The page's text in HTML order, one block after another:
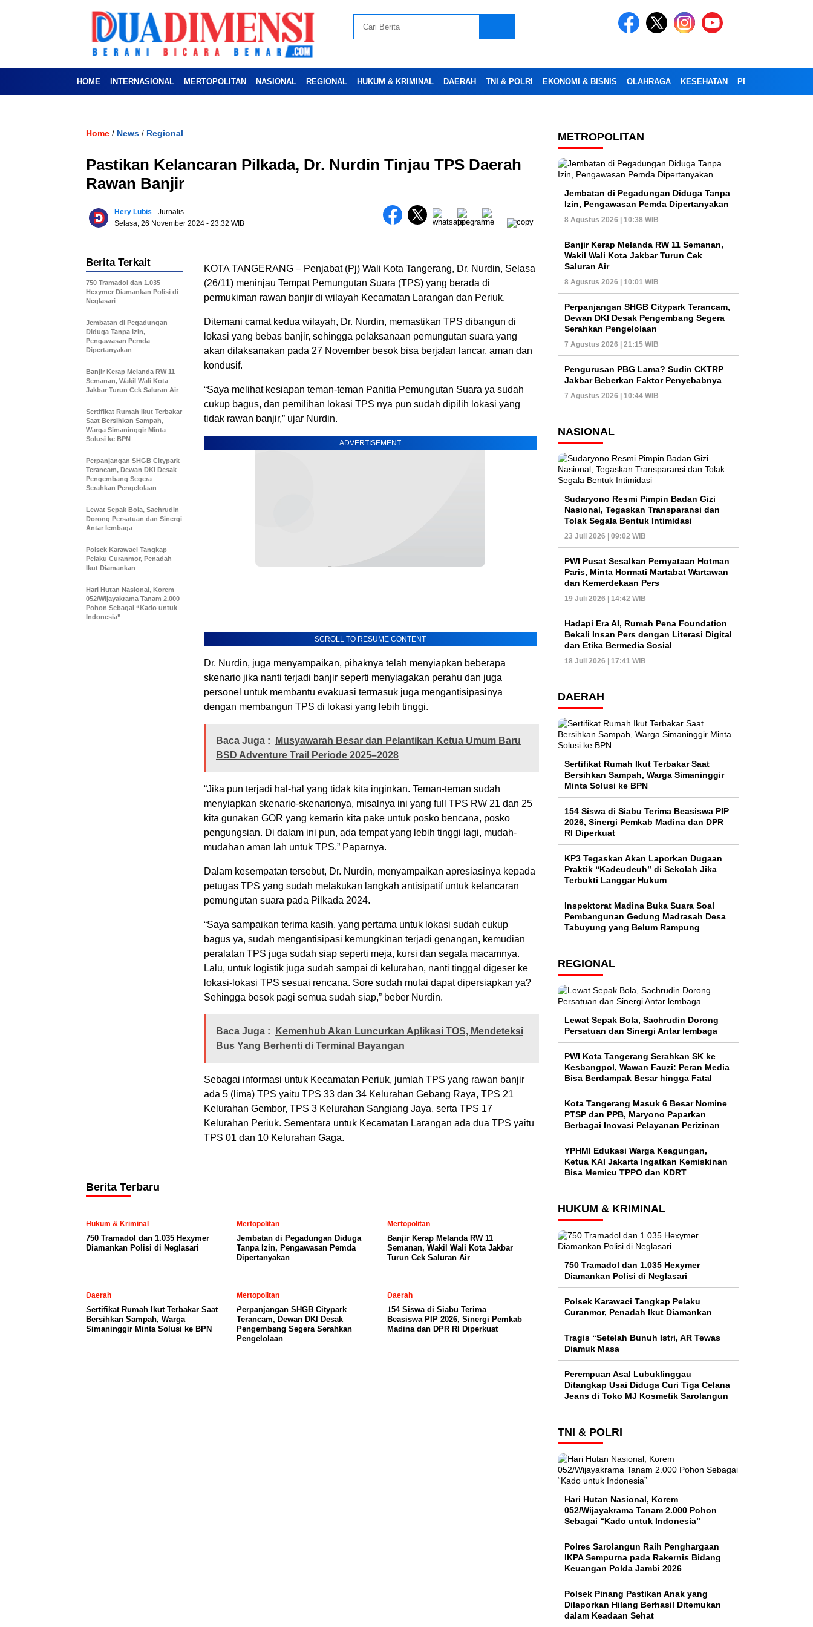
HOME INTERNASIONAL MERTOPOLITAN NASIONAL REGIONAL HUKUM & KRIMINAL DAERAH TNI & POLRI EKONOMI & BISNIS OLAHRAGA KESEHATAN PENDIDIKAN
Home / News / Regional
Pastikan Kelancaran Pilkada, Dr. Nurdin Tinjau TPS Daerah
Rawan Banjir
Hery Lubis - Jurnalis
Selasa, 26 November 2024 - 23:32 WIB
KOTA TANGERANG – Penjabat (Pj) Wali Kota Tangerang, Dr. Nurdin, Selasa
(26/11) meninjau Tempat Pemungutan Suara (TPS) yang berada di
permukiman rawan banjir di wilayah Kecamatan Larangan dan Periuk.
Ditemani camat kedua wilayah, Dr. Nurdin, memastikan TPS dibangun di
lokasi yang bebas banjir, sehingga pelaksanaan pemungutan suara yang
akan dilaksanakan pada 27 November besok bisa berjalan lancar, aman dan
kondusif.
“Saya melihat kesiapan teman-teman Panitia Pemungutan Suara ya sudah
cukup bagus, dan pemilihan lokasi TPS nya pun sudah dipilih lokasi yang
tidak rawan banjir,” ujar Nurdin.
ADVERTISEMENT
SCROLL TO RESUME CONTENT
Dr. Nurdin, juga menyampaikan, pihaknya telah menyiapkan beberapa
skenario jika nanti terjadi banjir seperti menyiagakan perahu dan juga
personel untuk membantu evakuasi termasuk juga mengantisipasinya
dengan membangun TPS di lokasi yang lebih tinggi.
Baca Juga :
Musyawarah Besar dan Pelantikan Ketua Umum Baru
BSD Adventure Trail Periode 2025–2028
“Jika pun terjadi hal-hal yang tidak kita inginkan. Teman-teman sudah
menyiapkan skenario-skenarionya, misalnya ini yang full TPS RW 21 dan 25
kita gunakan GOR yang kemarin kita pake untuk posko bencana, posko
pengungsian. Di dalam ini pun, ada tempat yang lebih tinggi lagi, mudah-
mudahan aman lah untuk TPS.” Paparnya.
Dalam kesempatan tersebut, Dr. Nurdin, menyampaikan apresiasinya kepada
petugas TPS yang sudah melakukan langkah antisipatif untuk kelancaran
pemungutan suara pada Pilkada 2024.
“Saya sampaikan terima kasih, yang pertama untuk lokasi sudah cukup
bagus ya, sudah mengantisipasi kemungkinan terjadi genangan, kemudian
peralatan TPS juga sudah siap seperti meja, kursi dan segala macamnya.
Lalu, untuk logistik juga sudah sampai di kelurahan, nanti tinggal digeser ke
lokasi-lokasi TPS sesuai rencana. Sore sudah mulai dapat dipersiapkan ya?
Sehingga besok pagi semua sudah siap,” beber Nurdin.
Baca Juga :
Kemenhub Akan Luncurkan Aplikasi TOS, Mendeteksi
Bus Yang Berhenti di Terminal Bayangan
Sebagai informasi untuk Kecamatan Periuk, jumlah TPS yang rawan banjir
ada 5 (lima) TPS yaitu TPS 33 dan 34 Kelurahan Gebang Raya, TPS 21
Kelurahan Gembor, TPS 3 Kelurahan Sangiang Jaya, serta TPS 17
Kelurahan Periuk. Sementara untuk Kecamatan Larangan ada dua TPS yaitu
TPS 01 dan 10 Kelurahan Gaga.
Berita Terkait
750 Tramadol dan 1.035
Hexymer Diamankan Polisi di
Neglasari
Jembatan di Pegadungan
Diduga Tanpa Izin,
Pengawasan Pemda
Dipertanyakan
Banjir Kerap Melanda RW 11
Semanan, Wakil Wali Kota
Jakbar Turun Cek Saluran Air
Sertifikat Rumah Ikut Terbakar
Saat Bersihkan Sampah,
Warga Simaninggir Minta
Solusi ke BPN
Perpanjangan SHGB Citypark
Terancam, Dewan DKI Desak
Pengembang Segera
Serahkan Pengelolaan
Lewat Sepak Bola, Sachrudin
Dorong Persatuan dan Sinergi
Antar lembaga
Polsek Karawaci Tangkap
Pelaku Curanmor, Penadah
Ikut Diamankan
Hari Hutan Nasional, Korem
052/Wijayakrama Tanam 2.000
Pohon Sebagai “Kado untuk
Indonesia”
Berita Terbaru
Hukum & Kriminal
750 Tramadol dan 1.035 Hexymer
Diamankan Polisi di Neglasari
Mertopolitan
Jembatan di Pegadungan Diduga
Tanpa Izin, Pengawasan Pemda
Dipertanyakan
Mertopolitan
Banjir Kerap Melanda RW 11
Semanan, Wakil Wali Kota Jakbar
Turun Cek Saluran Air
Daerah
Sertifikat Rumah Ikut Terbakar Saat
Bersihkan Sampah, Warga
Simaninggir Minta Solusi ke BPN
Mertopolitan
Perpanjangan SHGB Citypark
Terancam, Dewan DKI Desak
Pengembang Segera Serahkan
Pengelolaan
Daerah
154 Siswa di Siabu Terima
Beasiswa PIP 2026, Sinergi Pemkab
Madina dan DPR RI Diperkuat
METROPOLITAN
Jembatan di Pegadungan Diduga Tanpa
Izin, Pengawasan Pemda Dipertanyakan
8 Agustus 2026 | 10:38 WIB
Banjir Kerap Melanda RW 11 Semanan,
Wakil Wali Kota Jakbar Turun Cek
Saluran Air
8 Agustus 2026 | 10:01 WIB
Perpanjangan SHGB Citypark Terancam,
Dewan DKI Desak Pengembang Segera
Serahkan Pengelolaan
7 Agustus 2026 | 21:15 WIB
Pengurusan PBG Lama? Sudin CKTRP
Jakbar Beberkan Faktor Penyebabnya
7 Agustus 2026 | 10:44 WIB
NASIONAL
Sudaryono Resmi Pimpin Badan Gizi
Nasional, Tegaskan Transparansi dan
Tolak Segala Bentuk Intimidasi
23 Juli 2026 | 09:02 WIB
PWI Pusat Sesalkan Pernyataan Hotman
Paris, Minta Hormati Martabat Wartawan
dan Kemerdekaan Pers
19 Juli 2026 | 14:42 WIB
Hadapi Era AI, Rumah Pena Foundation
Bekali Insan Pers dengan Literasi Digital
dan Etika Bermedia Sosial
18 Juli 2026 | 17:41 WIB
DAERAH
Sertifikat Rumah Ikut Terbakar Saat
Bersihkan Sampah, Warga Simaninggir
Minta Solusi ke BPN
154 Siswa di Siabu Terima Beasiswa PIP
2026, Sinergi Pemkab Madina dan DPR
RI Diperkuat
KP3 Tegaskan Akan Laporkan Dugaan
Praktik “Kadeudeuh” di Sekolah Jika
Terbukti Langgar Hukum
Inspektorat Madina Buka Suara Soal
Pembangunan Gedung Madrasah Desa
Tabuyung yang Belum Rampung
REGIONAL
Lewat Sepak Bola, Sachrudin Dorong
Persatuan dan Sinergi Antar lembaga
PWI Kota Tangerang Serahkan SK ke
Kesbangpol, Wawan Fauzi: Peran Media
Bisa Berdampak Besar hingga Fatal
Kota Tangerang Masuk 6 Besar Nomine
PTSP dan PPB, Maryono Paparkan
Berbagai Inovasi Pelayanan Perizinan
YPHMI Edukasi Warga Keagungan,
Ketua KAI Jakarta Ingatkan Kemiskinan
Bisa Memicu TPPO dan KDRT
HUKUM & KRIMINAL
750 Tramadol dan 1.035 Hexymer
Diamankan Polisi di Neglasari
Polsek Karawaci Tangkap Pelaku
Curanmor, Penadah Ikut Diamankan
Tragis “Setelah Bunuh Istri, AR Tewas
Diamuk Masa
Perempuan Asal Lubuklinggau
Ditangkap Usai Diduga Curi Tiga Celana
Jeans di Toko MJ Kosmetik Sarolangun
TNI & POLRI
Hari Hutan Nasional, Korem
052/Wijayakrama Tanam 2.000 Pohon
Sebagai “Kado untuk Indonesia”
Polres Sarolangun Raih Penghargaan
IKPA Sempurna pada Rakernis Bidang
Keuangan Polda Jambi 2026
Polsek Pinang Pastikan Anak yang
Dilaporkan Hilang Berhasil Ditemukan
dalam Keadaan Sehat